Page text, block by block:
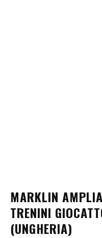
MARKLIN
TRENINI
(UNGHERIA)